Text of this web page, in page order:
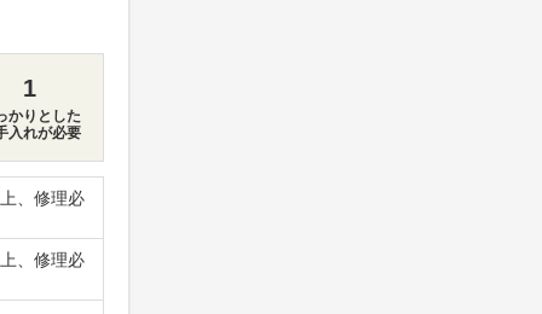
1
かりとした
入れが必要
、修理必
、修理必